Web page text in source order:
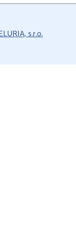
s.r.o.